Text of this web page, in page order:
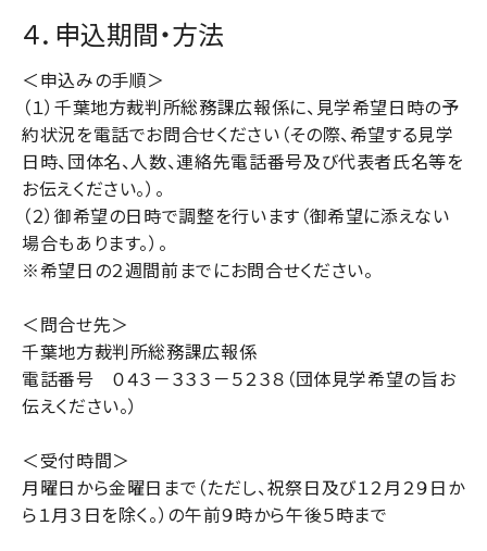
４．申込期間・方法
＜申込みの手順＞
（１）千葉地方裁判所総務課広報係に、見学希望日時の予
約状況を電話でお問合せください（その際、希望する見学
日時、団体名、人数、連絡先電話番号及び代表者氏名等を
お伝えください。）。
（２）御希望の日時で調整を行います（御希望に添えない
場合もあります。）。
※希望日の２週間前までにお問合せください。
＜問合せ先＞
千葉地方裁判所総務課広報係
電話番号 ０４３－３３３－５２３８（団体見学希望の旨お
伝えください。）
＜受付時間＞
月曜日から金曜日まで（ただし、祝祭日及び１２月２９日か
ら１月３日を除く。）の午前９時から午後５時まで